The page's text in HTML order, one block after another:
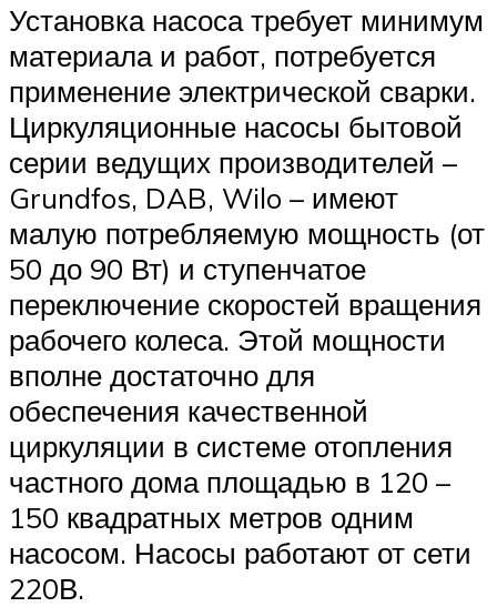
Установка насоса требует минимум
материала и работ, потребуется
применение электрической сварки.
Циркуляционные насосы бытовой
серии ведущих производителей –
Grundfos, DAB, Wilo – имеют
малую потребляемую мощность (от
50 до 90 Вт) и ступенчатое
переключение скоростей вращения
рабочего колеса. Этой мощности
вполне достаточно для
обеспечения качественной
циркуляции в системе отопления
частного дома площадью в 120 –
150 квадратных метров одним
насосом. Насосы работают от сети
220В.